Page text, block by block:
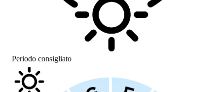
Periodo consigliato